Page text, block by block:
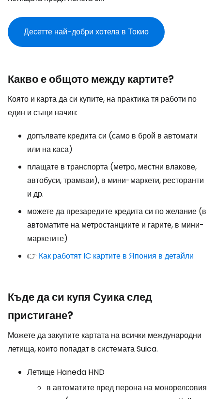
Десетте най-добри хотела в Токио
Какво е общото между картите?
Която и карта да си купите, на практика тя работи по
един и същи начин:
допълвате кредита си (само в брой в автомати
или на каса)
плащате в транспорта (метро, местни влакове,
автобуси, трамваи), в мини-маркети, ресторанти
и др.
можете да презаредите кредита си по желание (в
автоматите на метростанциите и гарите, в мини-
маркетите)
👉 Как работят IC картите в Япония в детайли
Къде да си купя Суика след
пристигане?
Можете да закупите картата на всички международни
летища, които попадат в системата Suica.
Летище Haneda HND
в автоматите пред перона на монорелсовия